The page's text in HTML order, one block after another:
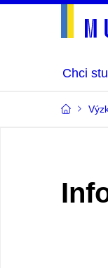
Chci